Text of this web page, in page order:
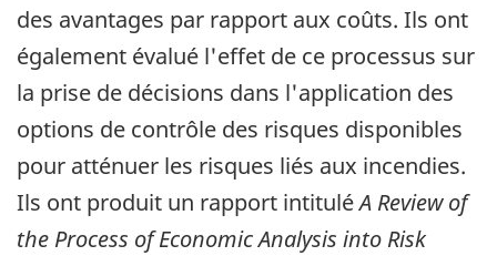
des avantages par rapport aux coûts. Ils ont
également évalué l'effet de ce processus sur
la prise de décisions dans l'application des
options de contrôle des risques disponibles
pour atténuer les risques liés aux incendies.
Ils ont produit un rapport intituléA Review of
the Process of Economic Analysis into Risk